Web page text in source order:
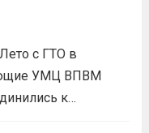
с ГТО в
УМЦ ВПВМ
к